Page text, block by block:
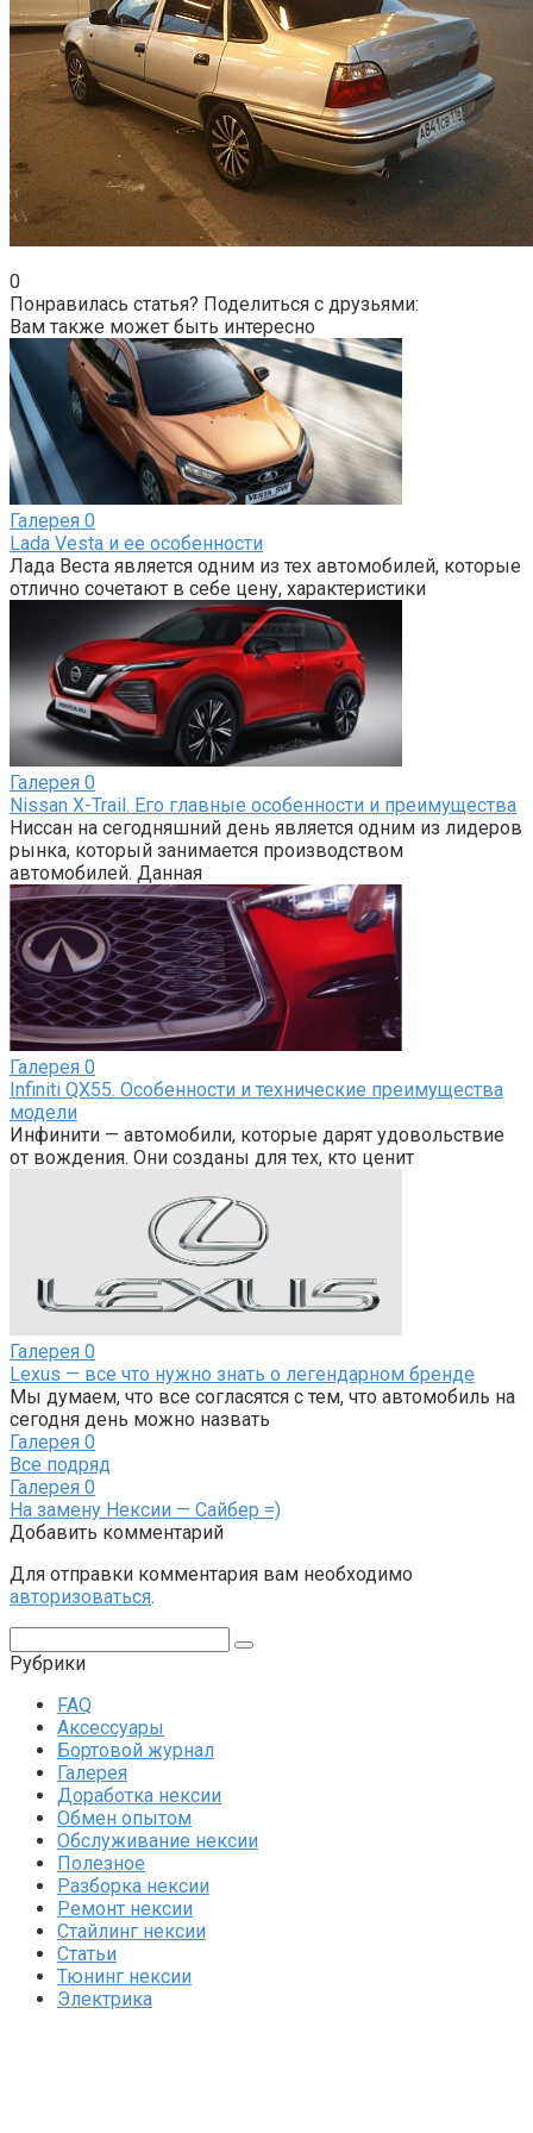
0
Понравилась статья? Поделиться с друзьями:
Вам также может быть интересно
Галерея 0
Lada Vesta и ее особенности
Лада Веста является одним из тех автомобилей, которые
отлично сочетают в себе цену, характеристики
Галерея 0
Nissan X-Trail. Его главные особенности и преимущества
Ниссан на сегодняшний день является одним из лидеров
рынка, который занимается производством
автомобилей. Данная
Галерея 0
Infiniti QX55. Особенности и технические преимущества
модели
Инфинити — автомобили, которые дарят удовольствие
от вождения. Они созданы для тех, кто ценит
Галерея 0
Lexus — все что нужно знать о легендарном бренде
Мы думаем, что все согласятся с тем, что автомобиль на
сегодня день можно назвать
Галерея 0
Все подряд
Галерея 0
На замену Нексии — Сайбер =)
Добавить комментарий
Для отправки комментария вам необходимо
авторизоваться.
Рубрики
FAQ
Аксессуары
Бортовой журнал
Галерея
Доработка нексии
Обмен опытом
Обслуживание нексии
Полезное
Разборка нексии
Ремонт нексии
Стайлинг нексии
Статьи
Тюнинг нексии
Электрика